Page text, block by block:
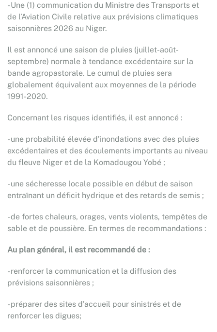
- Une (1) communication du Ministre des Transports et
de l’Aviation Civile relative aux prévisions climatiques
saisonnières 2026 au Niger.
Il est annoncé une saison de pluies (juillet-août-
septembre) normale à tendance excédentaire sur la
bande agropastorale. Le cumul de pluies sera
globalement équivalent aux moyennes de la période
1991-2020.
Concernant les risques identifiés, il est annoncé :
- une probabilité élevée d’inondations avec des pluies
excédentaires et des écoulements importants au niveau
du fleuve Niger et de la Komadougou Yobé ;
- une sécheresse locale possible en début de saison
entraînant un déficit hydrique et des retards de semis ;
- de fortes chaleurs, orages, vents violents, tempêtes de
sable et de poussière. En termes de recommandations :
Au plan général, il est recommandé de :
- renforcer la communication et la diffusion des
prévisions saisonnières ;
- préparer des sites d’accueil pour sinistrés et de
renforcer les digues;